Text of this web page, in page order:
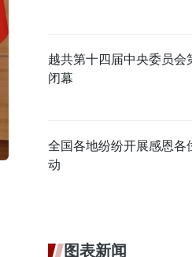
越共第十四届中央委员会
闭幕
全国各地纷纷开展感恩各
动
图表新闻